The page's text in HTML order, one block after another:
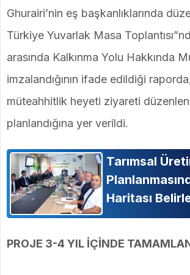
Ghurairi’nin eş başkanlıklarında
Türkiye Yuvarlak Masa
arasında Kalkınma Yolu Hakkında
imzalandığının ifade edildiği
müteahhitlik heyeti ziyareti
planlandığına yer verildi.
Tarımsal
Haritası
PROJE 3-4 YIL İÇİNDE